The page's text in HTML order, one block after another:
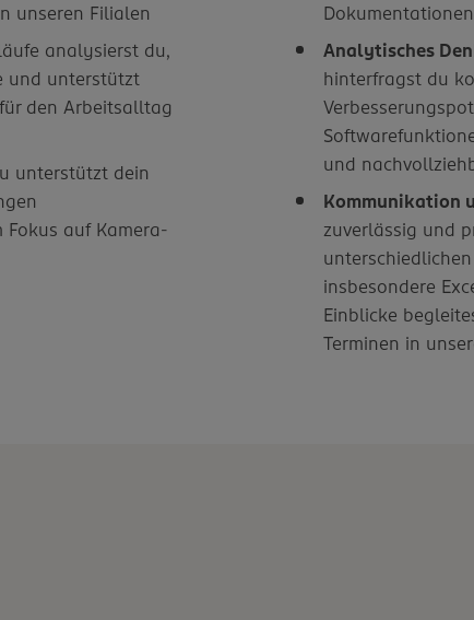
unseren Filialen
analysierst du,
und unterstützt
den Arbeitsalltag
unterstützt dein
auf Kamera-
Analytisches
hinterfragst du
und
Kommunikation
zuverlässig und
insbesondere
Einblicke
Terminen in